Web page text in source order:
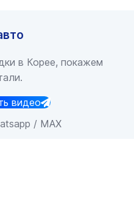
в Корее, покажем
видео
/ MAX